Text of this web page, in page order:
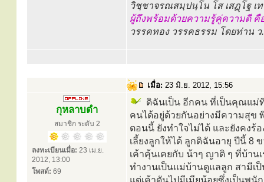
วิชฺชาจรณสมฺปนฺโน โส เสฏฺโฐ เ
ผู้ถึงพร้อมด้วยความรู้คู่ความดี คื
วรรคทอง วรรคธรรม โดยท่าน ว
เมื่อ: 23 มิ.ย. 2012, 15:56
กุหลาบดำ
สมาชิก ระดับ 2
ลงทะเบียนเมื่อ: 23 เม.ย.
2012, 13:00
โพสต์: 69
ดิฉันเป็น อีกคน ที่เป็นคุณแม่ที่
คนได้อยู่ด้วยกันอย่างมีความสุข
ตอนนี้ ยังทำใจไม่ได้ และยังคงร้
เลี้ยงลูกให้ได้ ลูกดิฉันอายุ ปีนี้ 8
เค้าคุ้นเคยกับ น้าๆ ญาติ ๆ ที่บ้า
ทำงานเป็นแม่บ้านดูแลลูก สามีเ
แต่เค้าดันไปมีเมียน้อยซึ่งเป็นพ